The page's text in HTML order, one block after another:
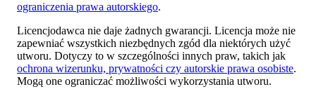
ograniczenia prawa autorskiego.
Licencjodawca nie daje żadnych gwarancji. Licencja może nie
zapewniać wszystkich niezbędnych zgód dla niektórych użyć
utworu. Dotyczy to w szczególności innych praw, takich jak
ochrona wizerunku, prywatności czy autorskie prawa osobiste.
Mogą one ograniczać możliwości wykorzystania utworu.